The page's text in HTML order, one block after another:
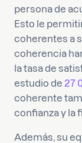
persona de
Esto le
coherentes a
coherencia
la tasa de
estudio de 27
coherente
confianza y la
Además, su